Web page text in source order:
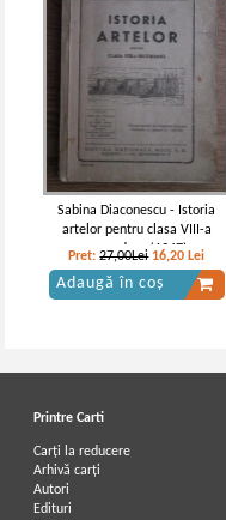
Sabina Diaconescu - Istoria
artelor pentru clasa VIII-a
secundara (1947)
Pret:27,00Lei 16,20 Lei
Adaugă în coș
Printre Carti
Carți la reducere
Arhivă carți
Autori
Edituri